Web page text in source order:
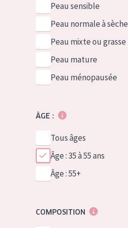
Peau sensible
Peau normale à sèche
Peau mixte ou grasse
Peau mature
Peau ménopausée
ÂGE :
Tous âges
Âge : 35 à 55 ans
Âge : 55+
COMPOSITION